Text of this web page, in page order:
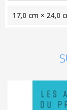
17,0 cm × 24,0